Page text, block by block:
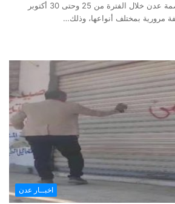
سجلت شرطة السير بالعاصمة عدن خلال الفترة من 25 وحتى 30 أكتوبر
اخبــار عدن